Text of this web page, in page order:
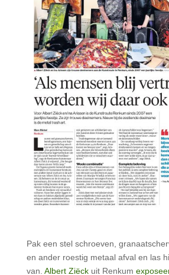
Pak een stel schroeven,
en ander roestig metaal afval en las
van. Albert Ziëckuit Renkum